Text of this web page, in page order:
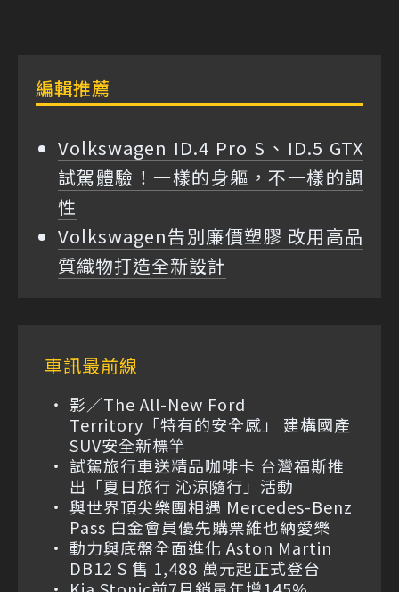
編輯推薦
Volkswagen ID.4 Pro S、ID.5 GTX
試駕體驗！一樣的身軀，不一樣的調
性
Volkswagen告別廉價塑膠 改用高品
質織物打造全新設計
車訊最前線
影／The All-New Ford
Territory「特有的安全感」 建構國產
SUV安全新標竿
試駕旅行車送精品咖啡卡 台灣福斯推
出「夏日旅行 沁涼隨行」活動
與世界頂尖樂團相遇 Mercedes-Benz
Pass 白金會員優先購票維也納愛樂
動力與底盤全面進化 Aston Martin
DB12 S 售 1,488 萬元起正式登台